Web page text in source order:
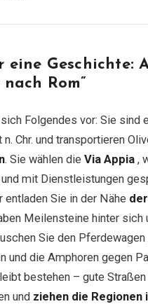
eine Geschichte:
nach Rom”
Folgendes vor: Sie sind
n. Chr. und transportieren
. Sie wählen die Via Appia ,
mit Dienstleistungen
entladen Sie in der Nähe
Meilensteine hinter sich
Sie den
und die Amphoren gegen
bestehen – gute
und ziehen die Regionen